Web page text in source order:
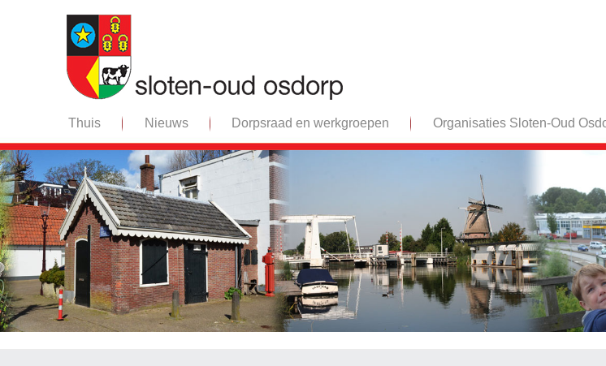
Thuis Nieuws Dorpsraad en werkgroepen Organisaties Sloten-Oud